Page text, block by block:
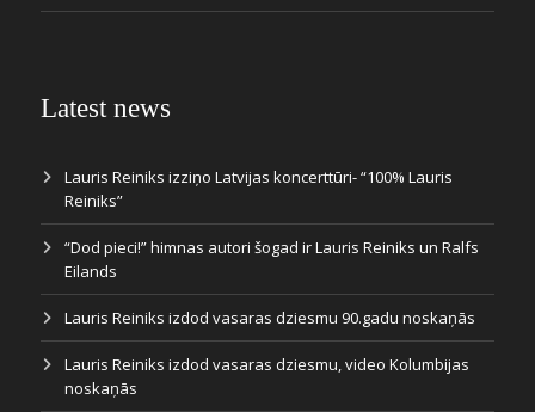
Latest news
Lauris Reiniks izziņo Latvijas koncerttūri- “100% Lauris
Reiniks”
“Dod pieci!” himnas autori šogad ir Lauris Reiniks un Ralfs
Eilands
Lauris Reiniks izdod vasaras dziesmu 90.gadu noskaņās
Lauris Reiniks izdod vasaras dziesmu, video Kolumbijas
noskaņās